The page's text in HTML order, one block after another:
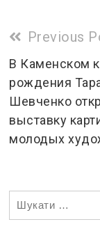
Read
more
articles
Previous
В Каменском
рождения
Шевченко
выставку
молодых
Ви
шукали